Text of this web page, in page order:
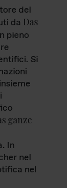
del
da Das
pieno
Si
ganze
In
nel
nel